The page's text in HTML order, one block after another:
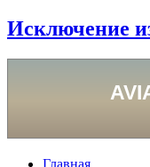
Исключение
Главная